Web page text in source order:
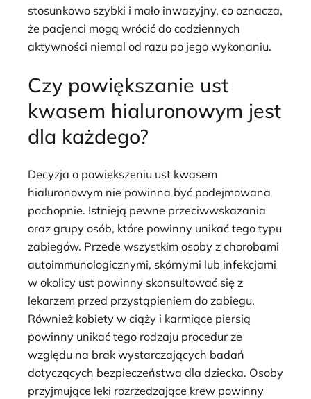
stosunkowo szybki i mało inwazyjny, co oznacza,
że pacjenci mogą wrócić do codziennych
aktywności niemal od razu po jego wykonaniu.
Czy powiększanie ust
kwasem hialuronowym jest
dla każdego?
Decyzja o powiększeniu ust kwasem
hialuronowym nie powinna być podejmowana
pochopnie. Istnieją pewne przeciwwskazania
oraz grupy osób, które powinny unikać tego typu
zabiegów. Przede wszystkim osoby z chorobami
autoimmunologicznymi, skórnymi lub infekcjami
w okolicy ust powinny skonsultować się z
lekarzem przed przystąpieniem do zabiegu.
Również kobiety w ciąży i karmiące piersią
powinny unikać tego rodzaju procedur ze
względu na brak wystarczających badań
dotyczących bezpieczeństwa dla dziecka. Osoby
przyjmujące leki rozrzedzające krew powinny